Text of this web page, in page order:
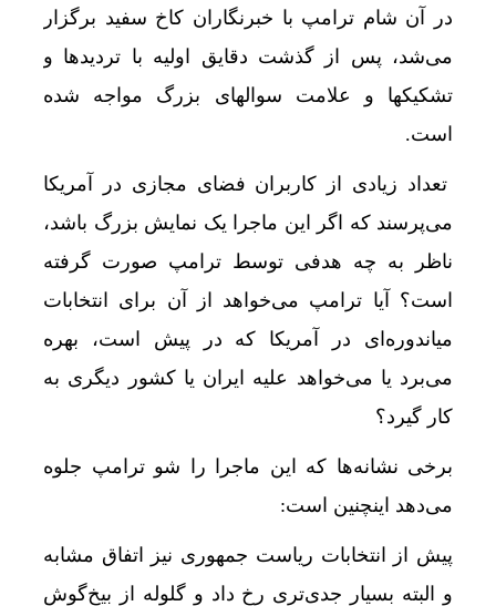
در آن شام ترامپ با خبرنگاران کاخ سفید برگزار
می‌شد، پس از گذشت دقایق اولیه با تردیدها و
تشکیکها و علامت سوالهای بزرگ مواجه شده
است.
تعداد زیادی از کاربران فضای مجازی در آمریکا
می‌پرسند که اگر این ماجرا یک نمایش بزرگ باشد،
ناظر به چه هدفی توسط ترامپ صورت گرفته
است؟ آیا ترامپ می‌خواهد از آن برای انتخابات
میاندوره‌ای در آمریکا که در پیش است، بهره
می‌برد یا می‌خواهد علیه ایران یا کشور دیگری به
کار گیرد؟
برخی نشانه‌ها که این ماجرا را شو ترامپ جلوه
می‌دهد اینچنین است:
پیش از انتخابات ریاست جمهوری نیز اتفاق مشابه
و البته بسیار جدی‌تری رخ داد و گلوله از بیخ‌گوش